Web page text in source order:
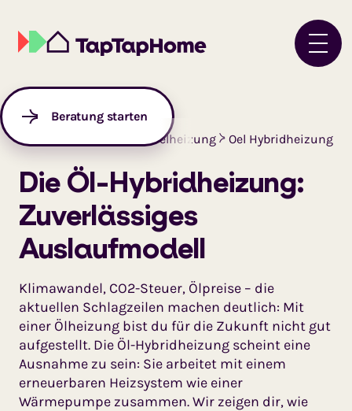
Beratung starten
Startseite
Oelheizung Oel Hybridheizung
Die Öl-Hybridheizung:
Zuverlässiges
Auslaufmodell
Klimawandel, CO2-Steuer, Ölpreise – die
aktuellen Schlagzeilen machen deutlich: Mit
einer Ölheizung bist du für die Zukunft nicht gut
aufgestellt. Die Öl-Hybridheizung scheint eine
Ausnahme zu sein: Sie arbeitet mit einem
erneuerbaren Heizsystem wie einer
Wärmepumpe zusammen. Wir zeigen dir, wie